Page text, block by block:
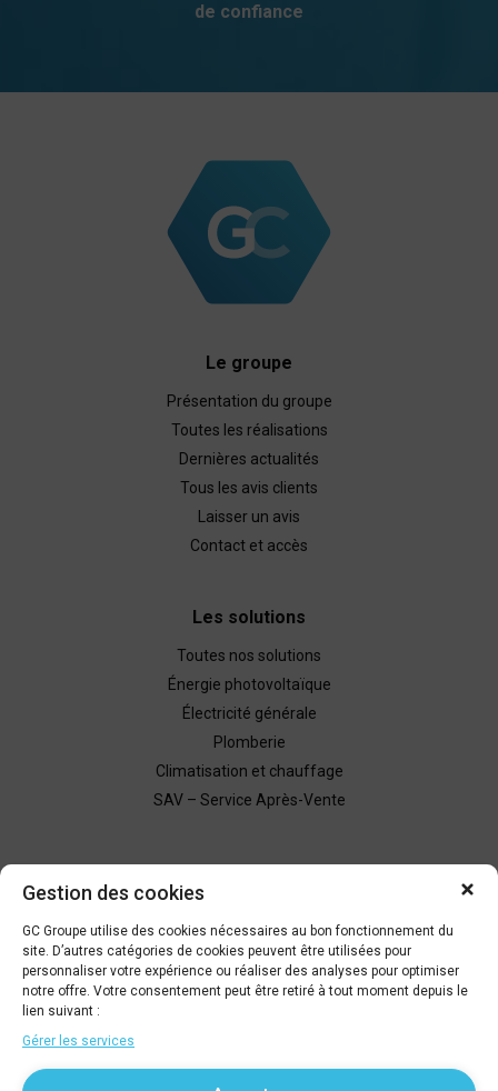
Gestion des cookies
GC Groupe utilise des cookies nécessaires au bon fonctionnement du
site. D’autres catégories de cookies peuvent être utilisées pour
personnaliser votre expérience ou réaliser des analyses pour optimiser
notre offre. Votre consentement peut être retiré à tout moment depuis le
lien suivant :
Gérer les services
de confiance
Le groupe
Présentation du groupe
Toutes les réalisations
Dernières actualités
Tous les avis clients
Laisser un avis
Contact et accès
Les solutions
Toutes nos solutions
Énergie photovoltaïque
Électricité générale
Plomberie
Climatisation et chauffage
SAV – Service Après-Vente
Demande de devis
Être rappelé